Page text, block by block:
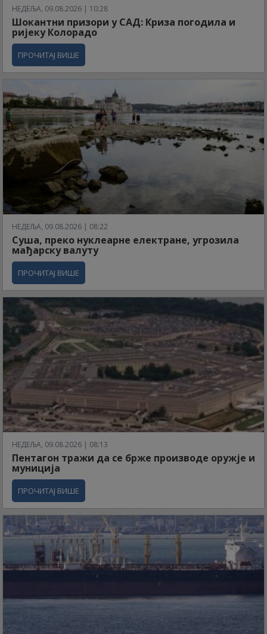
НЕДЕЉА, 09.08.2026 | 10:28
Шокантни призори у САД: Криза погодила и
ријеку Колорадо
ПРОЧИТАЈ ВИШЕ
НЕДЕЉА, 09.08.2026 | 08:22
Суша, преко нуклеарне електране, угрозила
мађарску валуту
ПРОЧИТАЈ ВИШЕ
НЕДЕЉА, 09.08.2026 | 08:13
Пентагон тражи да се брже производе оружје и
муниција
ПРОЧИТАЈ ВИШЕ